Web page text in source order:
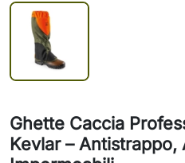
Ghette Caccia
Kevlar – Antistrappo,